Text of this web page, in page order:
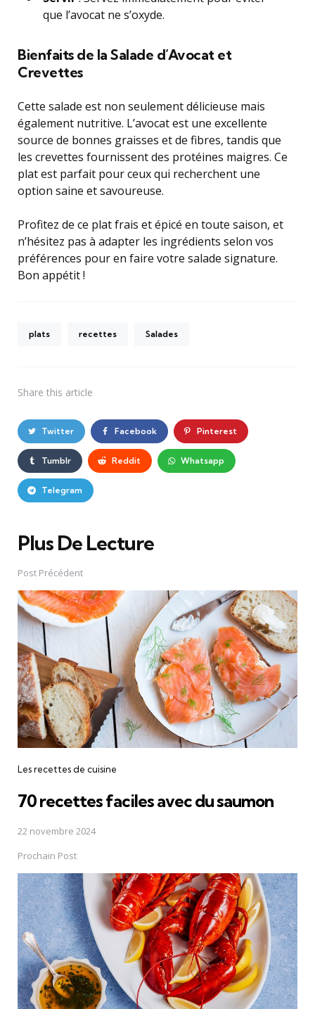
que l’avocat ne s’oxyde.
Bienfaits de la Salade d’Avocat et
Crevettes
Cette salade est non seulement délicieuse mais
également nutritive. L’avocat est une excellente
source de bonnes graisses et de fibres, tandis que
les crevettes fournissent des protéines maigres. Ce
plat est parfait pour ceux qui recherchent une
option saine et savoureuse.
Profitez de ce plat frais et épicé en toute saison, et
n’hésitez pas à adapter les ingrédients selon vos
préférences pour en faire votre salade signature.
Bon appétit !
plats recettes Salades
Share this article
Twitter Facebook Pinterest
Tumblr Reddit Whatsapp
Telegram
Plus De Lecture
Post
navigation
Post Précédent
Les recettes de cuisine
70 recettes faciles avec du saumon
22 novembre 2024
Prochain Post